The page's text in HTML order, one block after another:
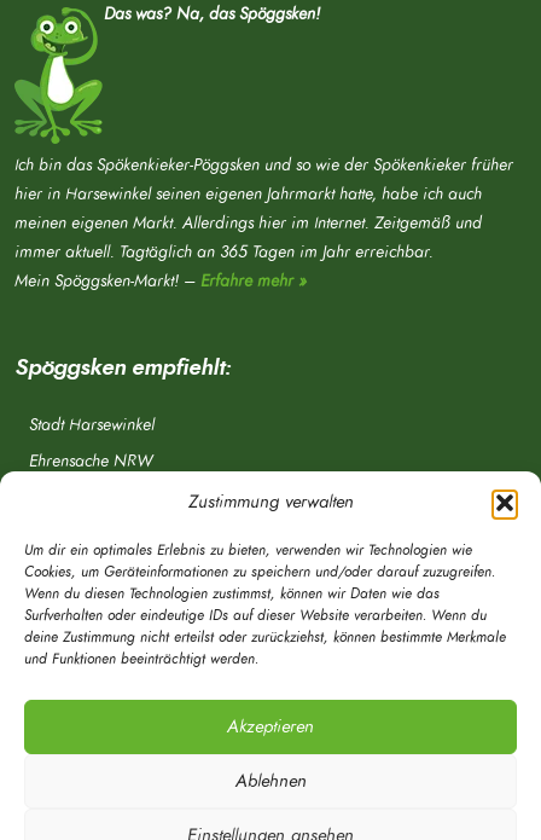
Zustimmung verwalten
Um dir ein optimales Erlebnis zu bieten, verwenden wir Technologien wie
Cookies, um Geräteinformationen zu speichern und/oder darauf zuzugreifen.
Wenn du diesen Technologien zustimmst, können wir Daten wie das
Surfverhalten oder eindeutige IDs auf dieser Website verarbeiten. Wenn du
deine Zustimmung nicht erteilst oder zurückziehst, können bestimmte Merkmale
und Funktionen beeinträchtigt werden.
Akzeptieren
Ablehnen
Das was? Na, das Spöggsken!
Ich bin das Spökenkieker-Pöggsken und so wie der Spökenkieker früher
hier in Harsewinkel seinen eigenen Jahrmarkt hatte, habe ich auch
meinen eigenen Markt. Allerdings hier im Internet. Zeitgemäß und
immer aktuell. Tagtäglich an 365 Tagen im Jahr erreichbar.
Mein Spöggsken-Markt! – Erfahre mehr »
Spöggsken empfiehlt:
Stadt Harsewinkel
Ehrensache NRW
OWL Verkehr
Greffen.de
Verkehrsverein Harsewinkel e. V.